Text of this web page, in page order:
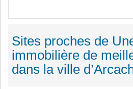
Sites proches de
immobilière de
dans la ville